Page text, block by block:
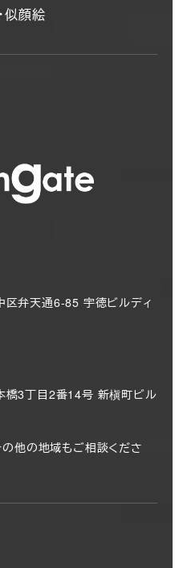
似顔絵
弁天通6-85 宇徳ビルディ
3丁目2番14号 新槇町ビル
の他の地域もご相談くださ